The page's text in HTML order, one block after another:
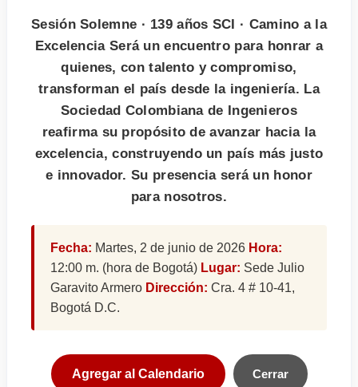
Sesión Solemne · 139 años SCI · Camino a la
Excelencia Será un encuentro para honrar a
quienes, con talento y compromiso,
transforman el país desde la ingeniería. La
Sociedad Colombiana de Ingenieros
reafirma su propósito de avanzar hacia la
excelencia, construyendo un país más justo
e innovador. Su presencia será un honor
para nosotros.
Fecha: Martes, 2 de junio de 2026 Hora:
12:00 m. (hora de Bogotá) Lugar: Sede Julio
Garavito Armero Dirección: Cra. 4 # 10-41,
Bogotá D.C.
Agregar al Calendario Cerrar